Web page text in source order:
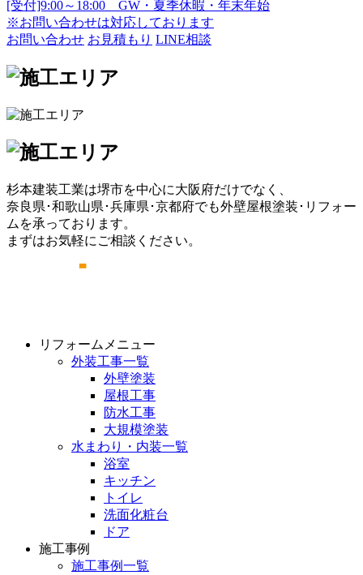
[受付]9:00～18:00 GW・夏季休暇・年末年始
※お問い合わせは対応しております
お問い合わせ お見積もり LINE相談
杉本建装工業は堺市を中心に大阪府だけでなく、
奈良県･和歌山県･兵庫県･京都府でも外壁屋根塗装･リフォー
ムを承っております。
まずはお気軽にご相談ください。
リフォームメニュー
外装工事一覧
外壁塗装
屋根工事
防水工事
大規模塗装
水まわり・内装一覧
浴室
キッチン
トイレ
洗面化粧台
ドア
施工事例
施工事例一覧